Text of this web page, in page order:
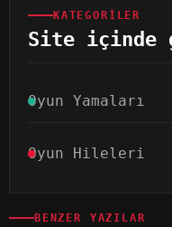
KATEGORILER
Site içinde
Oyun Yamaları
Oyun Hileleri
BENZER YAZILAR